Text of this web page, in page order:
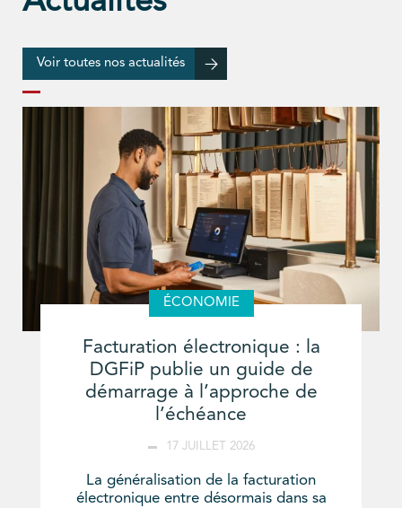
Voir toutes nos actualités
ÉCONOMIE
Facturation électronique : la
DGFiP publie un guide de
démarrage à l’approche de
l’échéance
17 JUILLET 2026
La généralisation de la facturation
électronique entre désormais dans sa